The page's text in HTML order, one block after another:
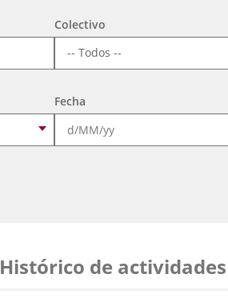
Colectivo
Fecha
Histórico de actividades